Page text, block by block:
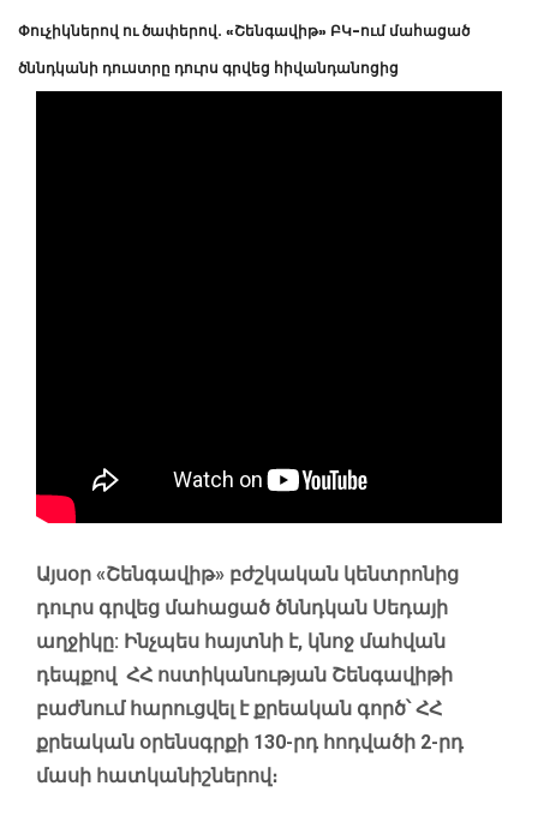
Փուչիկներով ու ծափերով. «Շենգավիթ» ԲԿ-ում մահացած
ծննդկանի դուստրը դուրս գրվեց հիվանդանոցից
Այսօր «Շենգավիթ» բժշկական կենտրոնից
դուրս գրվեց մահացած ծննդկան Սեդայի
աղջիկը: Ինչպես հայտնի է, կնոջ մահվան
դեպքով ՀՀ ոստիկանության Շենգավիթի
բաժնում հարուցվել է քրեական գործ՝ ՀՀ
քրեական օրենսգրքի 130-րդ հոդվածի 2-րդ
մասի հատկանիշներով։